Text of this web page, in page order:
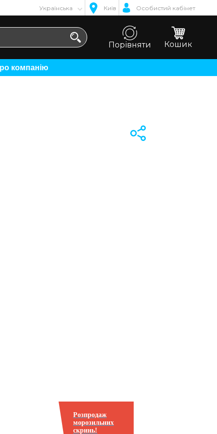
Українська Київ Особистий кабінет
Порівняти Кошик
Про компанію
Розпродаж
морозильних
скринь!